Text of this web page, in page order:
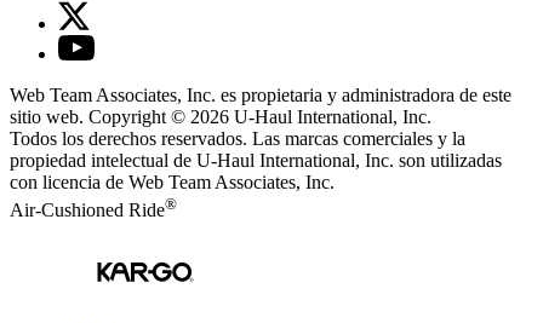
Web Team Associates, Inc. es propietaria y administradora de este
sitio web. Copyright © 2026 U-Haul International, Inc.
Todos los derechos reservados. Las marcas comerciales y la
propiedad intelectual de U-Haul International, Inc. son utilizadas
con licencia de Web Team Associates, Inc.
Air-Cushioned Ride®